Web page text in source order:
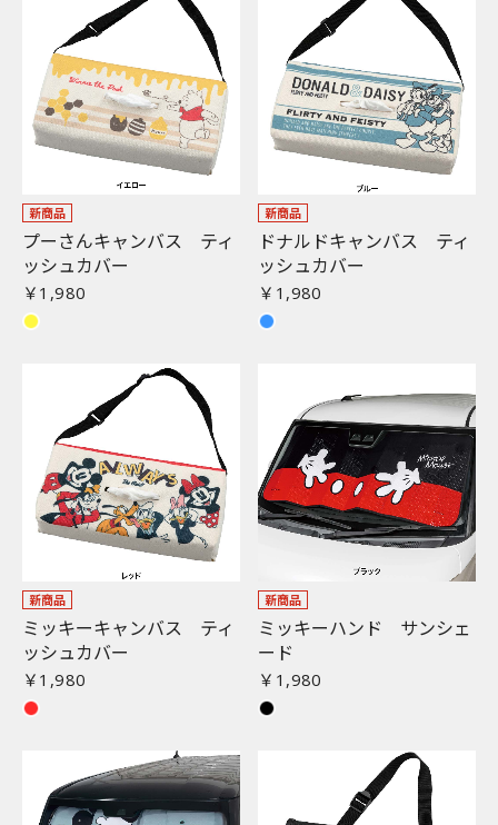
新商品
プーさんキャンバス ティ
ッシュカバー
￥1,980
新商品
ドナルドキャンバス ティ
ッシュカバー
￥1,980
新商品
ミッキーキャンバス ティ
ッシュカバー
￥1,980
新商品
ミッキーハンド サンシェ
ード
￥1,980
カートへ進む